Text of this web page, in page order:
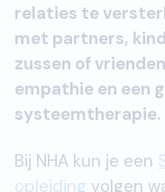
relaties te
met partners,
zussen of
empathie en een
systeemtherapie.
Bij NHA kun je een
opleiding volgen